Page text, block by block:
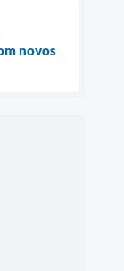
novos